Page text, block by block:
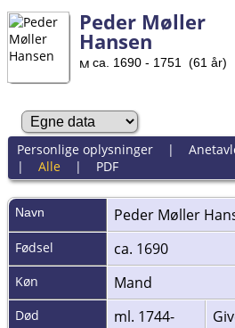
Peder Møller
Hansen
ca. 1690 - 1751 (61 år)
Personlige oplysninger|
| Alle | PDF
Navn Peder Møller
Fødsel ca. 1690
Køn Mand
Død
ml. 1744-